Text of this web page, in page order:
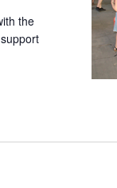
the